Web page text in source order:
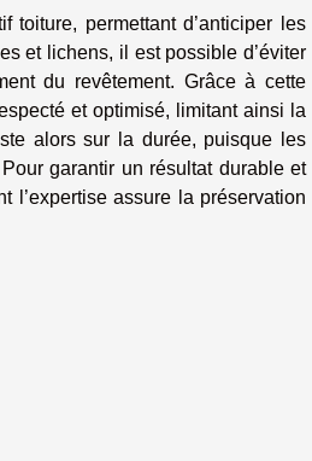
toiture, permettant d’anticiper les
et lichens, il est possible d’éviter
du revêtement. Grâce à cette
et optimisé, limitant ainsi la
alors sur la durée, puisque les
garantir un résultat durable et
l’expertise assure la préservation